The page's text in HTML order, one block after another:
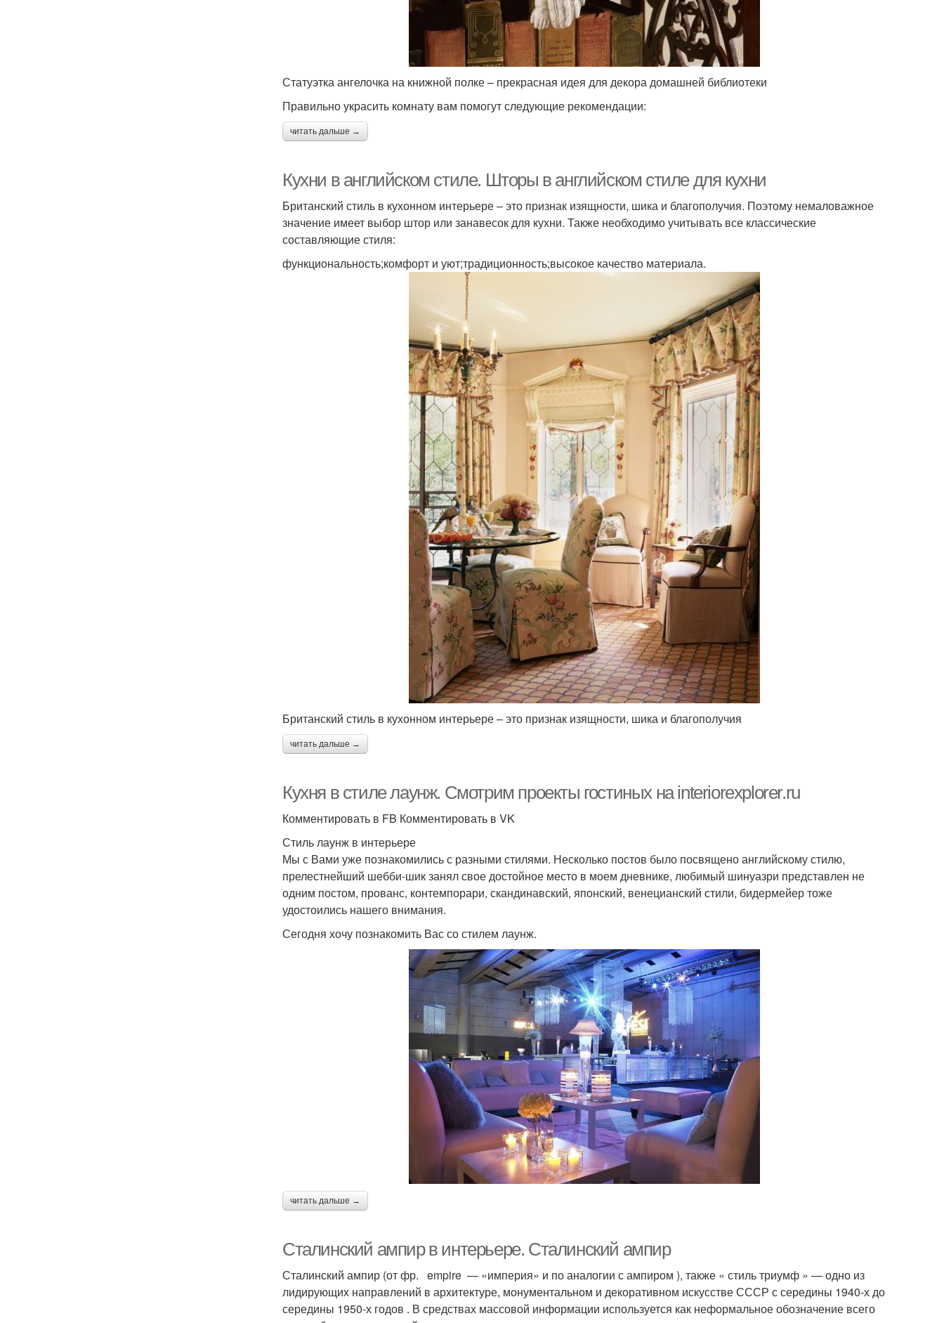
Статуэтка ангелочка на книжной полке – прекрасная идея для декора домашней библиотеки
Правильно украсить комнату вам помогут следующие рекомендации:
читать дальше →
Кухни в английском стиле. Шторы в английском стиле для кухни
Британский стиль в кухонном интерьере – это признак изящности, шика и благополучия. Поэтому немаловажное
значение имеет выбор штор или занавесок для кухни. Также необходимо учитывать все классические
составляющие стиля:
функциональность;комфорт и уют;традиционность;высокое качество материала.
Британский стиль в кухонном интерьере – это признак изящности, шика и благополучия
читать дальше →
Кухня в стиле лаунж. Смотрим проекты гостиных на interiorexplorer.ru
Комментировать в FB Комментировать в VK
Стиль лаунж в интерьере
Мы с Вами уже познакомились с разными стилями. Несколько постов было посвящено английскому стилю,
прелестнейший шебби-шик занял свое достойное место в моем дневнике, любимый шинуазри представлен не
одним постом, прованс, контемпорари, скандинавский, японский, венецианский стили, бидермейер тоже
удостоились нашего внимания.
Сегодня хочу познакомить Вас со стилем лаунж.
читать дальше →
Сталинский ампир в интерьере. Сталинский ампир
Сталинский ампир (от фр. empire — «империя» и по аналогии с ампиром ), также « стиль триумф » — одно из
лидирующих направлений в архитектуре, монументальном и декоративном искусстве СССР с середины 1940-х до
середины 1950-х годов . В средствах массовой информации используется как неформальное обозначение всего